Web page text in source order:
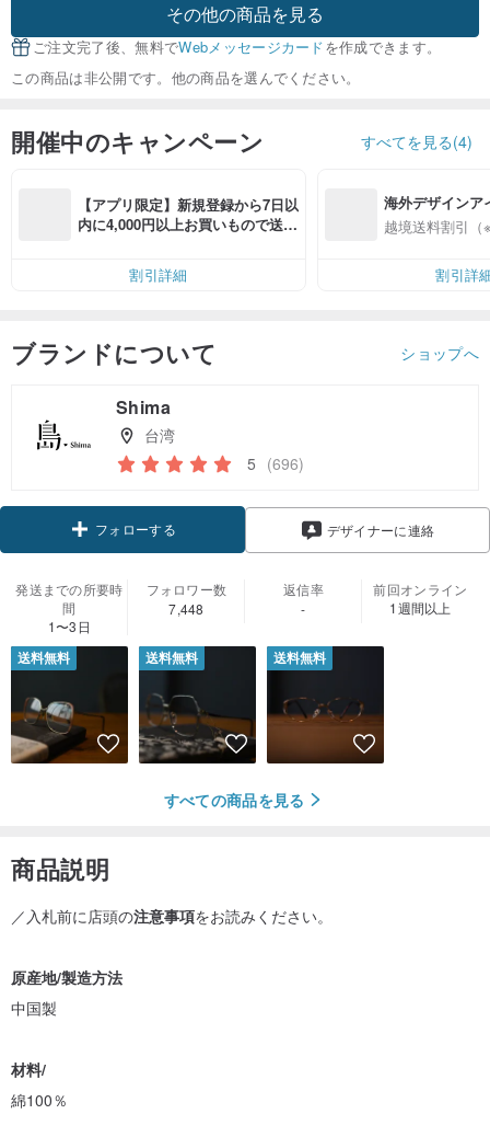
その他の商品を見る
ご注文完了後、無料でWebメッセージカードを作成できます。
この商品は非公開です。他の商品を選んでください。
開催中のキャンペーン すべてを見る(4)
【アプリ限定】新規登録から7日以
内に4,000円以上お買いもので送料
割引詳細
海外デザインア
入
越境送料割引（
割引詳
ブランドについて ショップへ
Shima
台湾
5 (696)
フォローする デザイナーに連絡
発送までの所要時
間
1〜3日
フォロワー数
7,448
返信率
-
前回オンライン
1週間以上
送料無料 送料無料 送料無料
すべての商品を見る
商品説明
／入札前に店頭の注意事項をお読みください。
原産地/製造方法
中国製
材料/
綿100％